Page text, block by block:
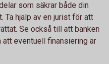
som säkrar både din
Ta hjälp av en jurist för att
Se också till att banken
att eventuell finansiering är